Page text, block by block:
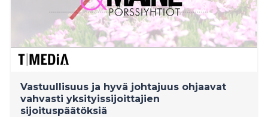
Vastuullisuus ja hyvä johtajuus ohjaavat
vahvasti yksityissijoittajien
sijoituspäätöksiä